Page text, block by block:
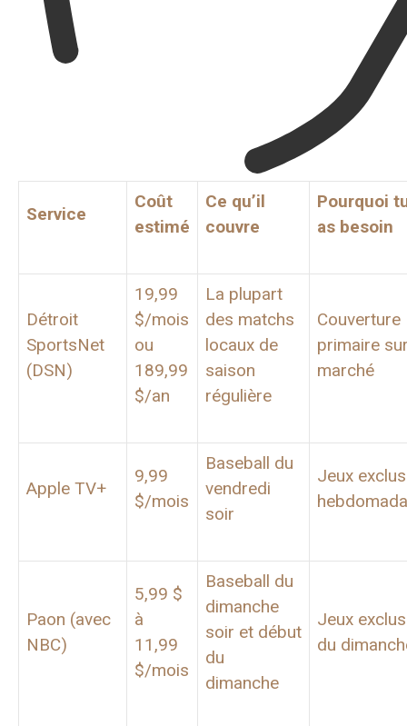
Service
Coût
estimé
Ce qu’il
couvre
Pourquoi
as besoin
Détroit
SportsNet
(DSN)
19,99
$/mois
ou
189,99
$/an
La plupart
des matchs
locaux de
saison
régulière
Couverture
primaire
marché
Apple TV+
9,99
$/mois
Baseball du
vendredi
soir
Jeux
Paon (avec
NBC)
5,99 $
à
11,99
$/mois
Baseball du
dimanche
soir et début
du
dimanche
Jeux
du